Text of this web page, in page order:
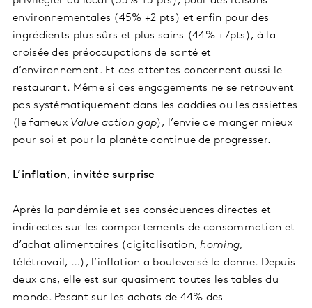
environnementales (45% +2 pts) et enfin pour des
ingrédients plus sûrs et plus sains (44% +7pts), à la
croisée des préoccupations de santé et
d’environnement. Et ces attentes concernent aussi le
restaurant. Même si ces engagements ne se retrouvent
pas systématiquement dans les caddies ou les assiettes
(le fameux Value action gap), l’envie de manger mieux
pour soi et pour la planète continue de progresser.
L’inflation, invitée surprise
Après la pandémie et ses conséquences directes et
indirectes sur les comportements de consommation et
d’achat alimentaires (digitalisation,homing,
télétravail, …), l’inflation a bouleversé la donne. Depuis
deux ans, elle est sur quasiment toutes les tables du
monde. Pesant sur les achats de 44% des